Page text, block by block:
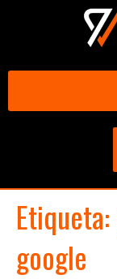
Etiqueta:
google